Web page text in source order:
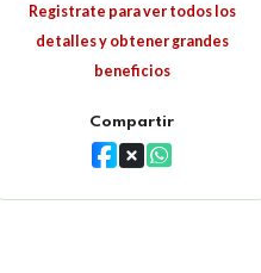
Registrate para ver todos los
detalles y obtener grandes
beneficios
Compartir